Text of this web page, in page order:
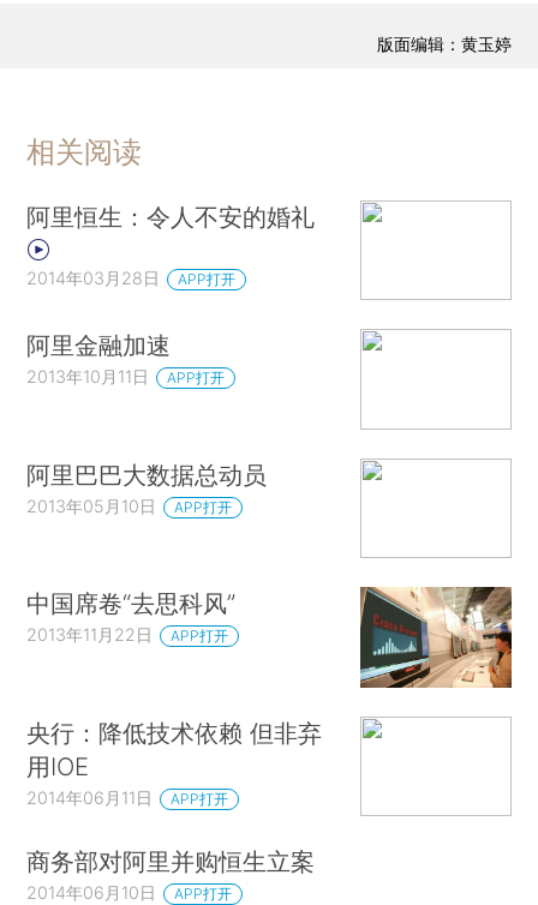
版面编辑：黄玉婷
相关阅读
阿里恒生：令人不安的婚礼
2014年03月28日 APP打开
阿里金融加速
2013年10月11日 APP打开
阿里巴巴大数据总动员
2013年05月10日 APP打开
中国席卷“去思科风”
2013年11月22日 APP打开
央行：降低技术依赖 但非弃
用IOE
2014年06月11日 APP打开
商务部对阿里并购恒生立案
2014年06月10日 APP打开